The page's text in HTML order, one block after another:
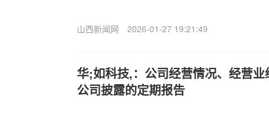
山西新闻网 2026-01-27 19:21:49
华;如科技,：公司经营情况、经营
公司披露的定期报告